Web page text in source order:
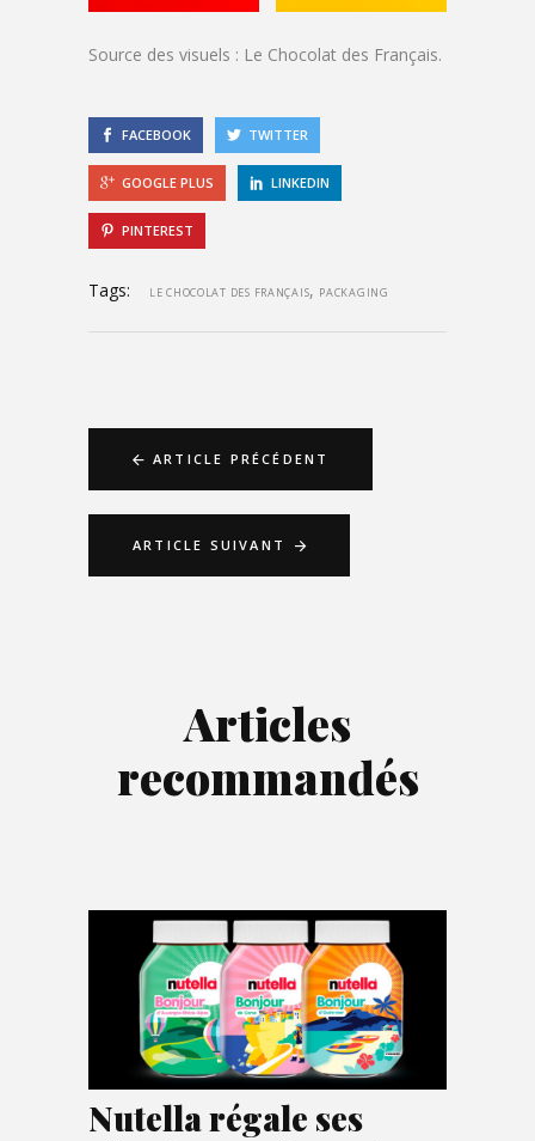
Source des visuels : Le Chocolat des Français.
FACEBOOK TWITTER
GOOGLE PLUS LINKEDIN
PINTEREST
Tags: LE CHOCOLAT DES FRANÇAIS, PACKAGING
ARTICLE PRÉCÉDENT
ARTICLE SUIVANT
Articles
recommandés
Nutella régale ses